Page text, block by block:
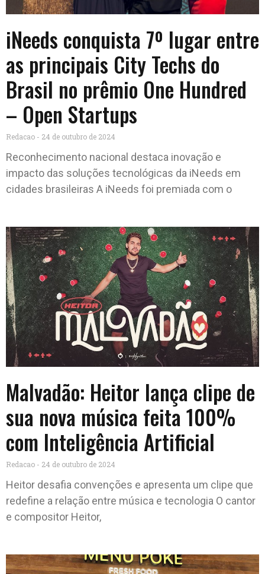
iNeeds conquista 7º lugar entre
as principais City Techs do
Brasil no prêmio One Hundred
– Open Startups
Redacao 24 de outubro de 2024
Reconhecimento nacional destaca inovação e
impacto das soluções tecnológicas da iNeeds em
cidades brasileiras A iNeeds foi premiada com o
Malvadão: Heitor lança clipe de
sua nova música feita 100%
com Inteligência Artificial
Redacao 24 de outubro de 2024
Heitor desafia convenções e apresenta um clipe que
redefine a relação entre música e tecnologia O cantor
e compositor Heitor,